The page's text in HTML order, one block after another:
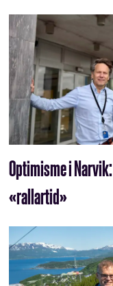
Optimisme i
«rallartid»